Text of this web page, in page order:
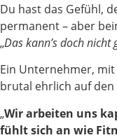
Du hast das Gefühl,
permanent – aber
„Das kann’s doch nicht
Ein Unternehmer,
brutal ehrlich auf den
„Wir arbeiten uns
fühlt sich an wie